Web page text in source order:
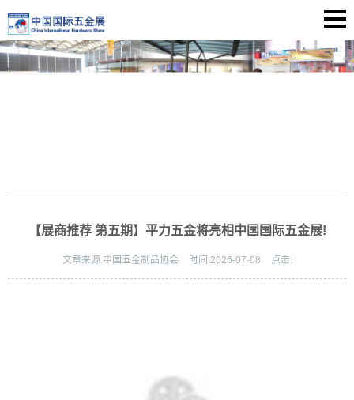
【展商推荐 第五期】平力五金将亮相中国国际五金展!
文章来源:中国五金制品协会 时间:2026-07-08 点击: